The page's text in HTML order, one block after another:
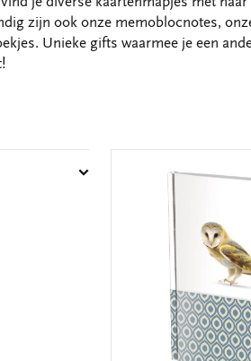
zijn ook onze memoblocnotes,
Unieke gifts waarmee je een